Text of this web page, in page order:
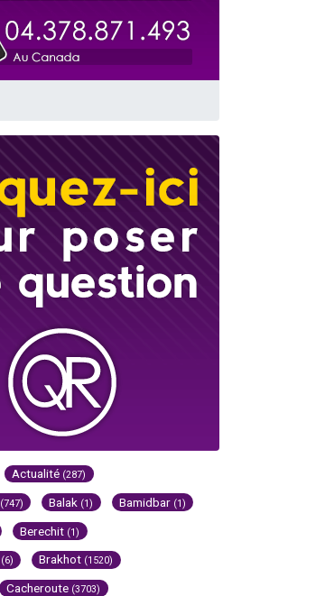
Actualité (287)
(747) Balak (1) Bamidbar (1)
Berechit (1)
(6) Brakhot (1520)
Cacheroute (3703)